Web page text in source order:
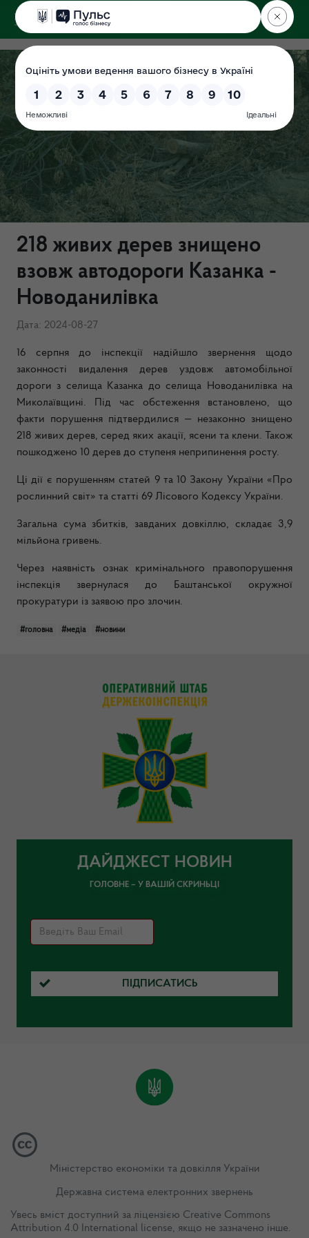
ДЕРЖЕКОІНСПЕКЦІЯ
218 живих дерев знищено
взовж автодороги Казанка -
Новоданилівка
Дата: 2024-08-27
16 серпня до інспекції надійшло звернення щодо
законності видалення дерев уздовж автомобільної
дороги з селища Казанка до селища Новоданилівка на
Миколаївщині. Під час обстеження встановлено, що
факти порушення підтвердилися — незаконно знищено
218 живих дерев, серед яких акації, ясени та клени. Також
пошкоджено 10 дерев до ступеня неприпинення росту.
Ці дії є порушенням статей 9 та 10 Закону України «Про
рослинний світ» та статті 69 Лісового Кодексу України.
Загальна сума збитків, завданих довкіллю, складає 3,9
мільйона гривень.
Через наявність ознак кримінального правопорушення
інспекція звернулася до Баштанської окружної
прокуратури із заявою про злочин.
#головна #медіа #новини
ДАЙДЖЕСТ НОВИН
ГОЛОВНЕ – У ВАШІЙ СКРИНЬЦІ
ПІДПИСАТИСЬ
Міністерство економіки та довкілля України
Державна система електронних звернень
Увесь вміст доступний за ліцензією Creative Commons
Attribution 4.0 International license, якщо не зазначено інше.